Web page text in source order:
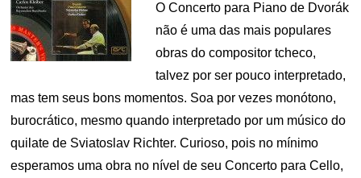
O Concerto para Piano de Dvorák
não é uma das mais populares
obras do compositor tcheco,
talvez por ser pouco interpretado,
mas tem seus bons momentos. Soa por vezes monótono,
burocrático, mesmo quando interpretado por um músico do
quilate de Sviatoslav Richter. Curioso, pois no mínimo
esperamos uma obra no nível de seu Concerto para Cello,